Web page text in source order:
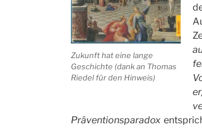
Zukunft hat eine lange
Geschichte (dank an Thomas
Riedel für den Hinweis)
Präventionsparadox